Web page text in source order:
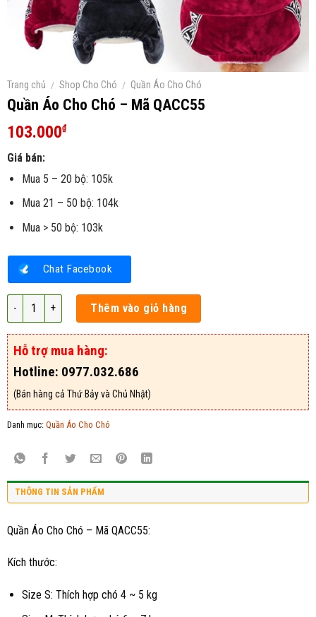
Trang chủ / Shop Cho Chó / Quần Áo Cho Chó
Quần Áo Cho Chó – Mã QACC55
103.000₫
Giá bán:
Mua 5 – 20 bộ: 105k
Mua 21 – 50 bộ: 104k
Mua > 50 bộ: 103k
Chat Facebook
Quần Áo Cho Chó – Mã QACC55 số lượng
Thêm vào giỏ hàng
Hỗ trợ mua hàng:
Hotline: 0977.032.686
(Bán hàng cả Thứ Bảy và Chủ Nhật)
Danh mục: Quần Áo Cho Chó
THÔNG TIN SẢN PHẨM
Quần Áo Cho Chó – Mã QACC55:
Kích thước:
Size S: Thích hợp chó 4 ~ 5 kg